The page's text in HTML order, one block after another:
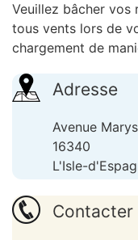
Veuillez bâcher vos
tous vents lors de
chargement de
Adresse
Avenue
16340
L'Isle-
Contacter